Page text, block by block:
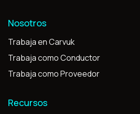
Nosotros
Trabaja en Carvuk
Trabaja como Conductor
Trabaja como Proveedor
Recursos